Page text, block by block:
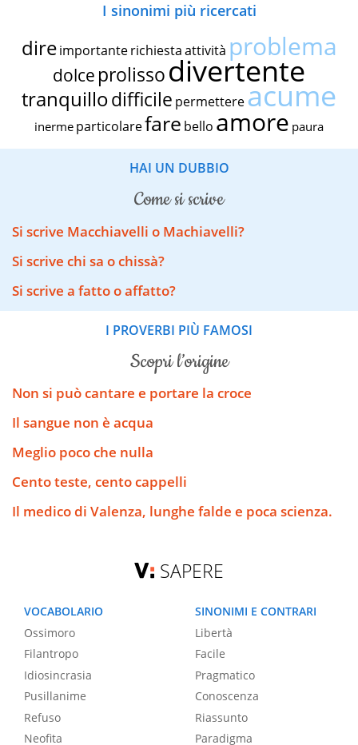
I sinonimi più ricercati
dire importante richiestaattività problema
dolce prolissodivertente
tranquillodifficile permettereacume
inerme particolarefare bello amore paura
HAI UN DUBBIO
come si scrive
Si scrive Macchiavelli o Machiavelli?
Si scrive chi sa o chissà?
Si scrive a fatto o affatto?
I PROVERBI PIÙ FAMOSI
scopri l’origine
Non si può cantare e portare la croce
Il sangue non è acqua
Meglio poco che nulla
Cento teste, cento cappelli
Il medico di Valenza, lunghe falde e poca scienza.
SAPERE
VOCABOLARIO
Ossimoro
Filantropo
Idiosincrasia
Pusillanime
Refuso
Neofita
SINONIMI E CONTRARI
Libertà
Facile
Pragmatico
Conoscenza
Riassunto
Paradigma